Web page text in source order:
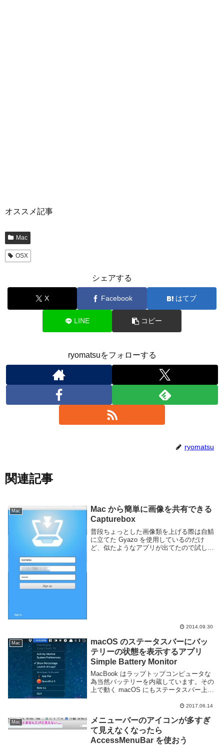
オススメ記事
Mac
OSX
シェアする
X Facebook はてブ
LINE コピー
ryomatsuをフォローする
ryomatsu
関連記事
Mac
Mac から簡単に画像を共有できる
Capturebox
普段ちょっとした画像類を上げる際は自鯖
に立てた Gyazo を使用しているのだけ
ど、似たようなアプリが出てたので試して
2014.09.30
Mac
macOS のステータスバーにバッ
テリーの状態を表示するアプリ
Simple Battery Monitor
MacBook はラップトップコンピュータな
為当然バッテリーを内蔵しています。その
上で動く macOS にもステータスバー上に
す。しかし標準のバッテリー表示はシンプ
み...
2017.06.14
Mac
メニューバーのアイコンが多すぎ
て見えなくなったら
AccessMenuBar を使おう